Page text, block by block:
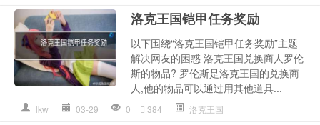
洛克王国铠甲任务奖励
以下围绕“洛克王国铠甲任务奖励”主题
解决网友的困惑 洛克王国兑换商人罗伦
斯的物品? 罗伦斯是洛克王国的兑换商
人,他的物品可以通过用其他道具...
lkw 03-29 0 384 洛克王国